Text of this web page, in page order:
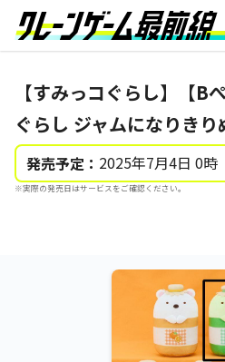
【すみっコぐらし】【B
ぐらし ジャムになりき
発売予定： 2025年7月4日 0時
※実際の発売日はサービスをご確認ください。